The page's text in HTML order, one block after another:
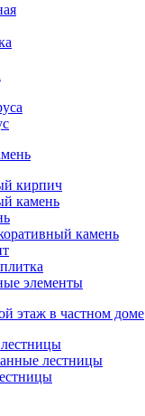
кирпич
камень
камень
элементы
этаж в частном доме
лестницы